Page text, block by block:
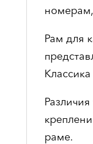
Рам для
раме.